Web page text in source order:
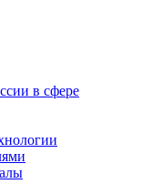
в сфере